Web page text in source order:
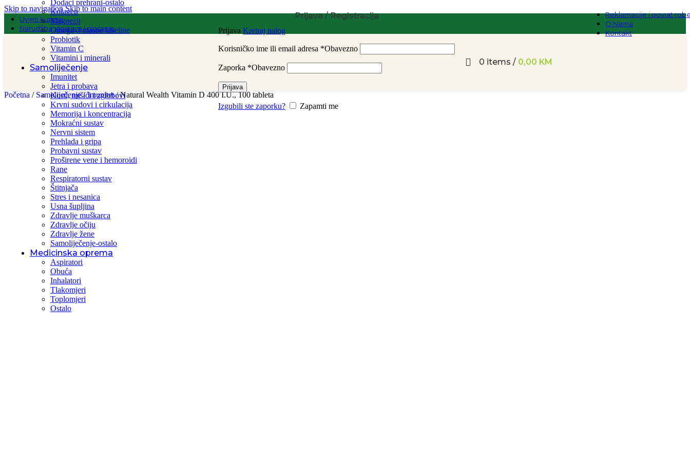
Skip to navigationSkip to main content
Uvjeti kupnje
Narudžba, dostava i plaćanje
Reklamacije i povrat
O Nama
Kontakt
Dodaci prehrani-ostalo
Kolagen
Magnezij
Omega-3 masne kiseline
Probiotik
Vitamin C
Vitamini i minerali
Samoliječenje
Imunitet
Jetra i probava
Kosti, mišići i zglobovi
Krvni sudovi i cirkulacija
Memorija i koncentracija
Mokraćni sustav
Nervni sistem
Prehlada i gripa
Probavni sustav
Proširene vene i hemoroidi
Rane
Respiratorni sustav
Štitnjača
Stres i nesanica
Usna šupljina
Zdravlje muškarca
Zdravlje očiju
Zdravlje žene
Samoliječenje-ostalo
Medicinska oprema
Aspiratori
Obuća
Inhalatori
Tlakomjeri
Toplomjeri
Ostalo
Prijava / Registracija
Prijava Kreiraj nalog
Korisničko ime ili email adresa *Obavezno
Zaporka *Obavezno
Prijava
Izgubili ste zaporku? Zapamti me
0 items / 0,00 KM
Početna / Samoliječenje/ Imunitet/ Natural Wealth Vitamin D 400 I.U., 100 tableta